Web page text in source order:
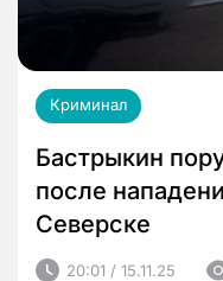
Криминал
Бастрыкин
после
Северске
20:01 / 15.11.25